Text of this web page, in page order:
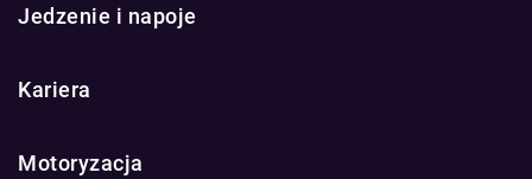
Jedzenie i napoje
Kariera
Motoryzacja